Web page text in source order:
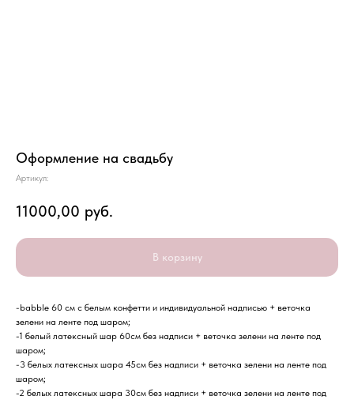
Оформление на свадьбу
Артикул:
11000,00 руб.
В корзину
-babble 60 см с белым конфетти и индивидуальной надписью + веточка
зелени на ленте под шаром;
-1 белый латексный шар 60см без надписи + веточка зелени на ленте под
шаром;
-3 белых латексных шара 45см без надписи + веточка зелени на ленте под
шаром;
-2 белых латексных шара 30см без надписи + веточка зелени на ленте под